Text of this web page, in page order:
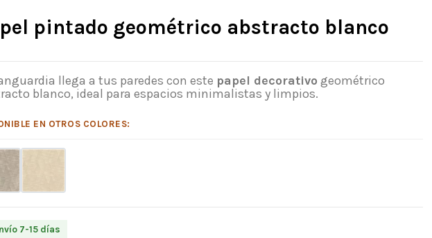
pintado geométrico abstracto blanco
llega a tus paredes con este papel decorativo geométrico
blanco, ideal para espacios minimalistas y limpios.
EN OTROS COLORES:
7-15 días